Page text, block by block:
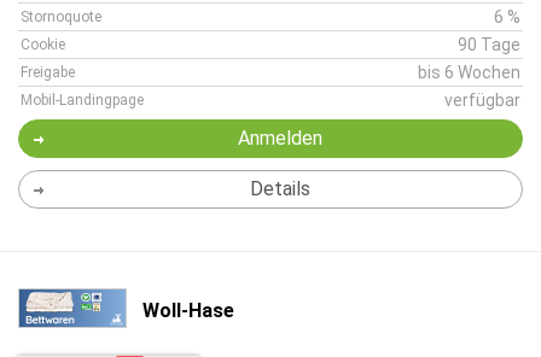
Stornoquote 6 %
Cookie 90 Tage
Freigabe bis 6 Wochen
Mobil-Landingpage verfügbar
Anmelden
Details
Woll-Hase